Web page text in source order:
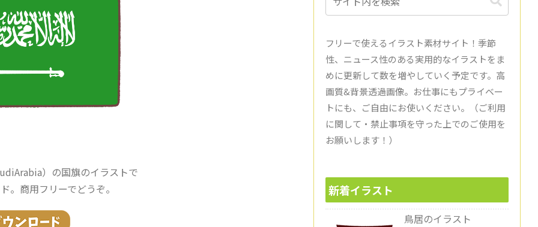
）の国旗のイラストで
。商用フリーでどうぞ。
フリーで使えるイラスト素材サイト！季節
性、ニュース性のある実用的なイラストをま
めに更新して数を増やしていく予定です。高
画質&背景透過画像。お仕事にもプライベー
トにも、ご自由にお使いください。（ご利用
に関して・禁止事項を守った上でのご使用を
お願いします！）
新着イラスト
鳥居のイラスト